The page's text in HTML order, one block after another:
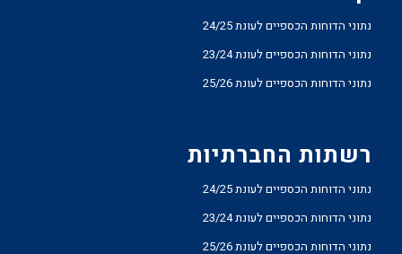
נתוני הדוחות הכספיים לעונת 24/25
נתוני הדוחות הכספיים לעונת 23/24
נתוני הדוחות הכספיים לעונת 25/26
רשתות החברתיות
נתוני הדוחות הכספיים לעונת 24/25
נתוני הדוחות הכספיים לעונת 23/24
נתוני הדוחות הכספיים לעונת 25/26